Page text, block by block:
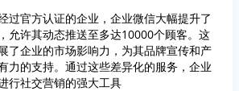
过官方认证的企业，企业微信大幅提升了
允许其动态推送至多达10000个顾客。这
了企业的市场影响力，为其品牌宣传和产
力的支持。通过这些差异化的服务，企业
行社交营销的强大工具